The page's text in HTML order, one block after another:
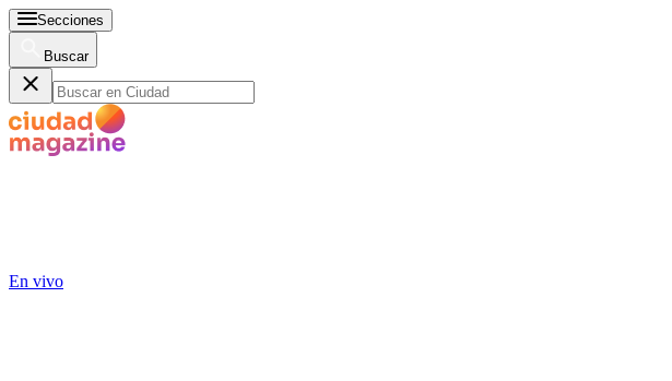
Secciones
Buscar
En vivo